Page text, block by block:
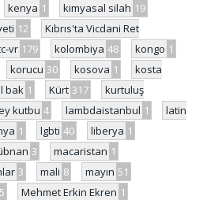
kenya 1 kimyasal silah 19
12
Kıbrıs'ta Vicdani Ret
vr 179 kolombiya 48 kongo 1
korucu 30 kosova 1
kosta
bak 1 Kürt 317
kurtuluş
kutbu 4 lambdaistanbul 1
latin
1 lgbti 40 liberya 1
3 macaristan 1
3 mali 8 mayın 51
Mehmet Erkin Ekren 1